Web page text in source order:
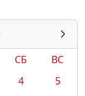
СБ
ВС
4
5